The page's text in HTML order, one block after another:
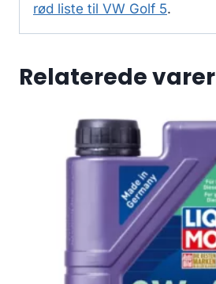
rød liste til VW Golf 5.
Relaterede varer